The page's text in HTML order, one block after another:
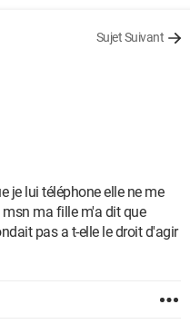
Sujet Suivant
je lui téléphone elle ne me
ma fille m'a dit que
pas a t-elle le droit d'agir